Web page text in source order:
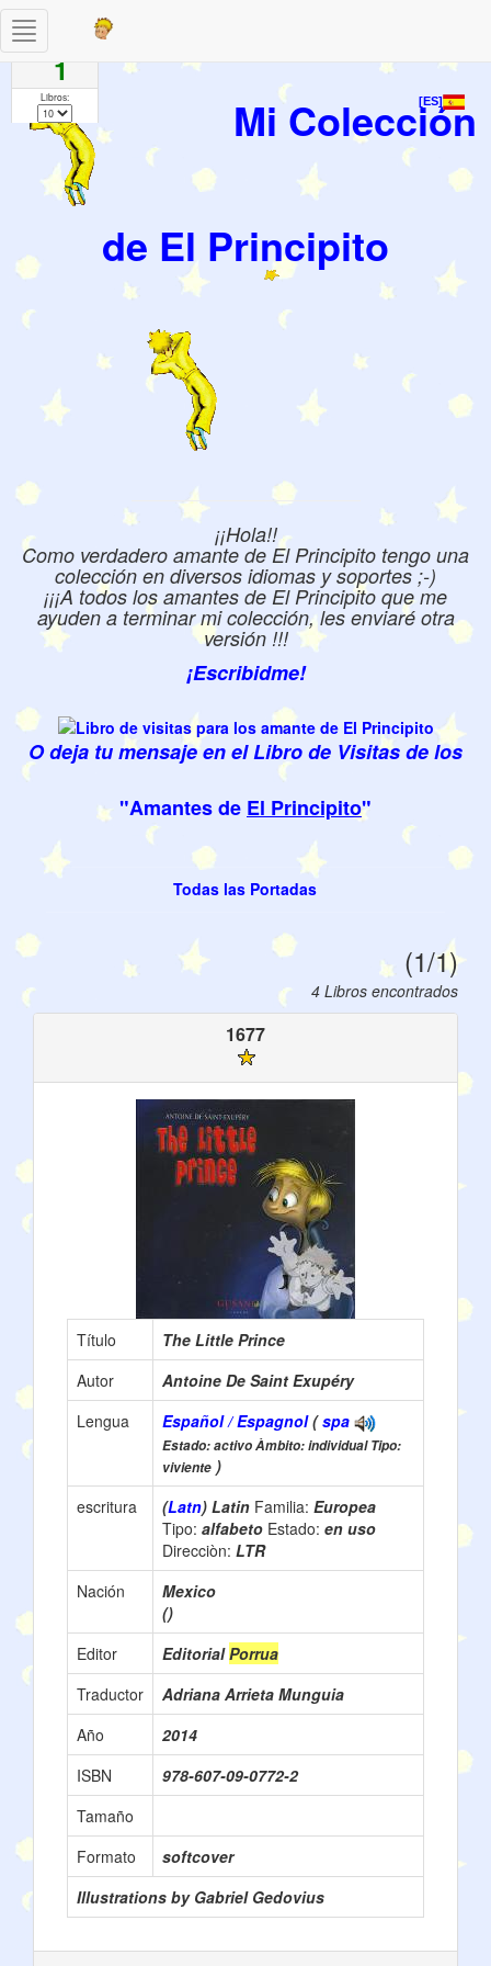
[ES]
Mi Colección
de El Principito
¡¡Hola!!
Como verdadero amante de El Principito tengo una
colección en diversos idiomas y soportes ;-)
¡¡¡A todos los amantes de El Principito que me
ayuden a terminar mi colección, les enviaré otra
versión !!!
¡Escribidme!
O deja tu mensaje en el Libro de Visitas de los
"Amantes de El Principito"
Todas las Portadas
Toggle
navigation
(1/1)
4 Libros encontrados
Paginas
1
Libros:
1677
Título
The Little Prince
Autor
Antoine De Saint Exupéry
Lengua
Español / Espagnol(spa
Estado: activo Àmbito: individual Tipo:
viviente )
escritura
(Latn) Latin Familia: Europea
Tipo: alfabeto Estado: en uso
Direcciòn: LTR
Nación
Mexico
()
Editor
EditorialPorrua
Traductor
Adriana Arrieta Munguia
Año
2014
ISBN
978-607-09-0772-2
Tamaño
Formato
softcover
Illustrations by Gabriel Gedovius